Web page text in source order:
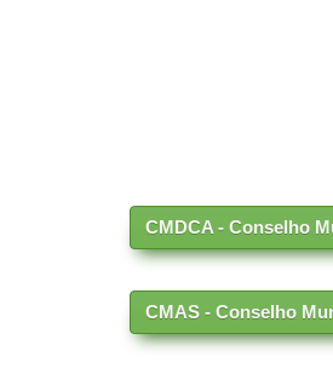
CMDCA - Conselho
CMAS - Conselho